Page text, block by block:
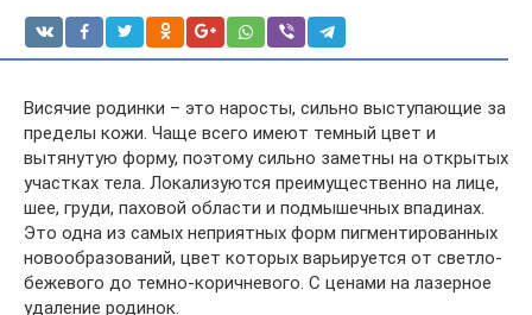
Висячие родинки – это наросты, сильно выступающие за
пределы кожи. Чаще всего имеют темный цвет и
вытянутую форму, поэтому сильно заметны на открытых
участках тела. Локализуются преимущественно на лице,
шее, груди, паховой области и подмышечных впадинах.
Это одна из самых неприятных форм пигментированных
новообразований, цвет которых варьируется от светло-
бежевого до темно-коричневого. С ценами на лазерное
удаление родинок.